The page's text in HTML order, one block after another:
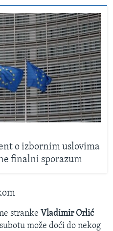
o izbornim uslovima
finalni sporazum
stranke Vladimir Orlić
može doći do nekog